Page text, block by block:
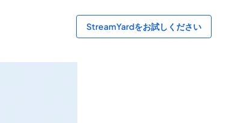
StreamYardをお試しください